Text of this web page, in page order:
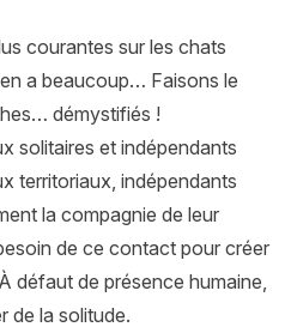
courantes sur les chats
a beaucoup… Faisons le
démystifiés !
solitaires et indépendants
territoriaux, indépendants
la compagnie de leur
de ce contact pour créer
défaut de présence humaine,
de la solitude.